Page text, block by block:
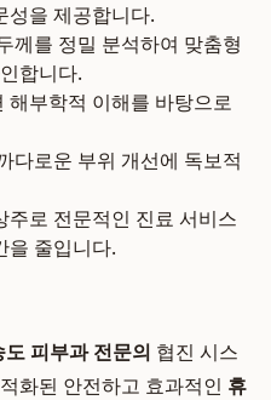
성을 제공합니다.
께를 정밀 분석하여 맞춤형
합니다.
해부학적 이해를 바탕으로
다로운 부위 개선에 독보적
주로 전문적인 진료 서비스
을 줄입니다.
도 피부과 전문의 협진 시스
화된 안전하고 효과적인 휴